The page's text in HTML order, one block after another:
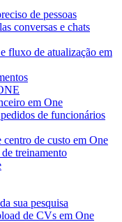
de pessoas
conversas e chats
fluxo de atualização em
em One
de funcionários
de custo em One
treinamento
sua pesquisa
de CVs em One